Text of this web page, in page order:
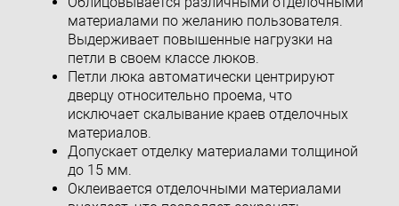
материалами по желанию пользователя.
Выдерживает повышенные нагрузки на
петли в своем классе люков.
Петли люка автоматически центрируют
дверцу относительно проема, что
исключает скалывание краев отделочных
материалов.
Допускает отделку материалами толщиной
до 15 мм.
Оклеивается отделочными материалами